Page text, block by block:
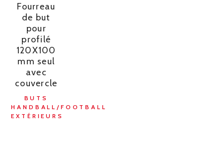
Fourreau
de but
pour
profilé
120X100
mm seul
avec
couvercle
BUTS
HANDBALL/FOOTBALL
EXTÉRIEURS